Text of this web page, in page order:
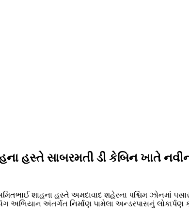
હસ્તે સાબરમતી ડી કેબિન ખાતે
શાહના હસ્તે અમદાવાદ શહેરના પશ્ચિમ ઝોનમાં
અભિયાન અંતર્ગત નિર્માણ પામેલા અન્ડરપાસનું